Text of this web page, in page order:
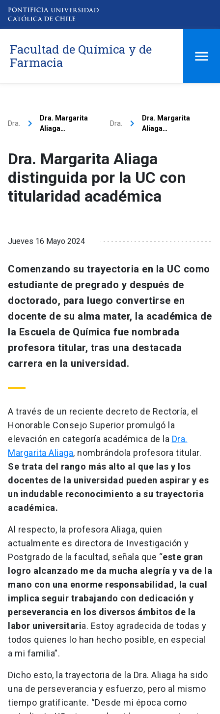
Facultad de Química y de
Farmacia
Dra. keyboard_arrow_right
Dra. Margarita
Aliaga…
Dra. keyboard_arrow_right
Dra. Margarita
Aliaga…
Dra. Margarita Aliaga
distinguida por la UC con
titularidad académica
Jueves 16 Mayo 2024
Comenzando su trayectoria en la UC como
estudiante de pregrado y después de
doctorado, para luego convertirse en
docente de su alma mater, la académica de
la Escuela de Química fue nombrada
profesora titular, tras una destacada
carrera en la universidad.
A través de un reciente decreto de Rectoría, el
Honorable Consejo Superior promulgó la
elevación en categoría académica de la Dra.
Margarita Aliaga, nombrándola profesora titular.
Se trata del rango más alto al que las y los
docentes de la universidad pueden aspirar y es
un indudable reconocimiento a su trayectoria
académica.
Al respecto, la profesora Aliaga, quien
actualmente es directora de Investigación y
Postgrado de la facultad, señala que “este gran
logro alcanzado me da mucha alegría y va de la
mano con una enorme responsabilidad, la cual
implica seguir trabajando con dedicación y
perseverancia en los diversos ámbitos de la
labor universitaria. Estoy agradecida de todas y
todos quienes lo han hecho posible, en especial
a mi familia”.
Dicho esto, la trayectoria de la Dra. Aliaga ha sido
una de perseverancia y esfuerzo, pero al mismo
tiempo gratificante. “Desde mi época como